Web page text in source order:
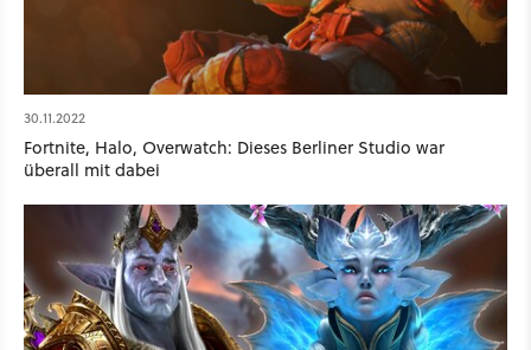
30.11.2022
Fortnite, Halo, Overwatch: Dieses Berliner Studio war
überall mit dabei